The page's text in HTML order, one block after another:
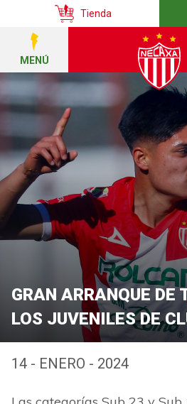
Tienda
MENÚ
GRAN ARRANQUE DE
LOS JUVENILES DE
14 - ENERO - 2024